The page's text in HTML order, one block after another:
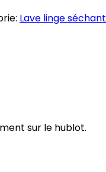
Lave linge séchant
sur le hublot.